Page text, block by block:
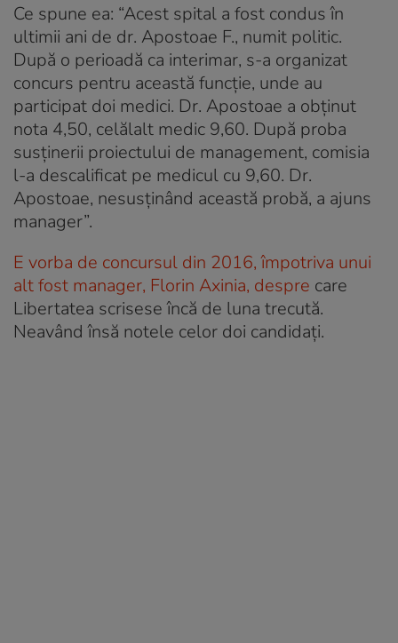
Ce spune ea: “Acest spital a fost condus în
ultimii ani de dr. Apostoae F., numit politic.
După o perioadă ca interimar, s-a organizat
concurs pentru această funcție, unde au
participat doi medici. Dr. Apostoae a obținut
nota 4,50, celălalt medic 9,60. După proba
susținerii proiectului de management, comisia
l-a descalificat pe medicul cu 9,60. Dr.
Apostoae, nesusținând această probă, a ajuns
manager”.
E vorba de concursul din 2016, împotriva unui
alt fost manager, Florin Axinia, despre care
Libertatea scrisese încă de luna trecută.
Neavând însă notele celor doi candidați.